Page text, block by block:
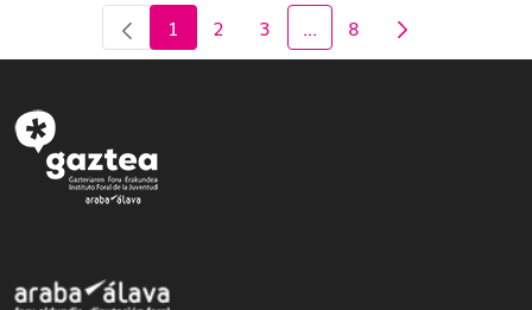
Página
1 Página
2 Página
3 ...Páginas intermedias
Página
8